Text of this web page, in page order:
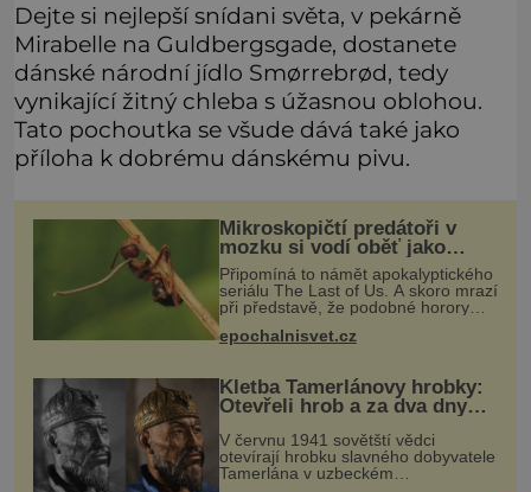
Dejte si nejlepší snídani světa, v pekárně
Mirabelle na Guldbergsgade, dostanete
dánské národní jídlo Smørrebrød, tedy
vynikající žitný chleba s úžasnou oblohou.
Tato pochoutka se všude dává také jako
příloha k dobrému dánskému pivu.
Mikroskopičtí predátoři v
mozku si vodí oběť jako
loutku
Připomíná to námět apokalyptického
seriálu The Last of Us. A skoro mrazí
při představě, že podobné horory
probíhají v přírodě běžně – s tím
rozdílem, že nejde pouze o infekce
epochalnisvet.cz
Kletba Tamerlánovy hrobky:
Otevřeli hrob a za dva dny
Náhoda, nebo varování?
V červnu 1941 sovětští vědci
otevírají hrobku slavného dobyvatele
Tamerlána v uzbeckém